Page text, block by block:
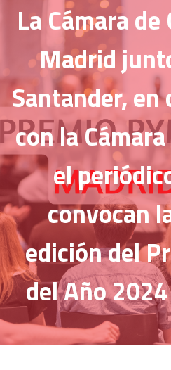
La Cámara
Madrid
Santander,
con la
el
convocan
edición del
del Año